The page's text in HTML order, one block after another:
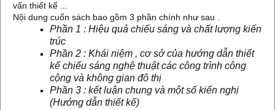
vấn thiết kế ...
Nội dung cuốn sách bao gồm 3 phần chính như sau .
Phần 1 : Hiệu quả chiếu sáng và chất lượng kiến
trúc
Phần 2 : Khái niệm , cơ sở của hướng dẫn thiết
kế chiếu sáng nghệ thuật các công trình công
cộng và không gian đô thị
Phần 3 : kết luận chung và một số kiến nghị
(Hướng dẫn thiết kế)